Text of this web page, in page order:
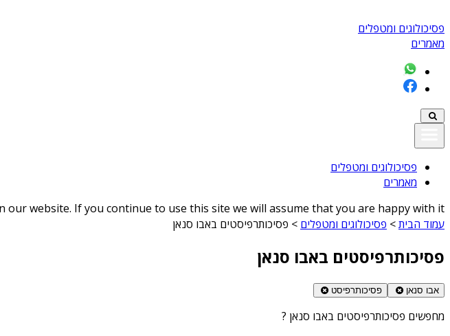
פסיכולוגים ומטפלים
מאמרים
פסיכולוגים ומטפלים
מאמרים
website. If you continue to use this site we will assume that you are happy with it
עמוד הבית> פסיכולוגים ומטפלים > פסיכותרפיסטים באבו סנאן
פסיכותרפיסטים באבו סנאן
אבו סנאן פסיכותרפיסט
מחפשים פסיכותרפיסטים באבו סנאן ?